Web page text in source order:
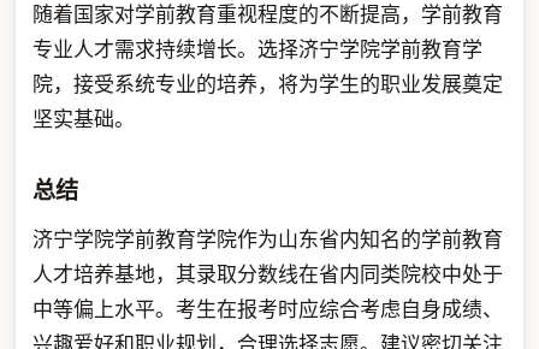
随着国家对学前教育重视程度的不断提高，学前教育
专业人才需求持续增长。选择济宁学院学前教育学
院，接受系统专业的培养，将为学生的职业发展奠定
坚实基础。
总结
济宁学院学前教育学院作为山东省内知名的学前教育
人才培养基地，其录取分数线在省内同类院校中处于
中等偏上水平。考生在报考时应综合考虑自身成绩、